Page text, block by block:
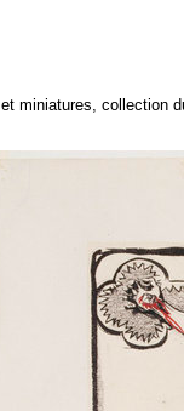
miniatures, collection